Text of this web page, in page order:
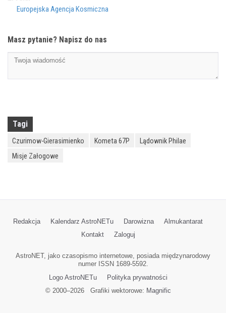
Europejska Agencja Kosmiczna
Masz pytanie? Napisz do nas
Tagi
Czurimow-Gierasimienko Kometa 67P
Lądownik Philae
Misje Załogowe
Redakcja Kalendarz AstroNETu Darowizna
Almukantarat
Kontakt
Zaloguj
AstroNET, jako czasopismo internetowe, posiada międzynarodowy
numer ISSN 1689-5592.
Logo AstroNETu
Polityka prywatności
© 2000–2026Grafiki wektorowe: Magnific